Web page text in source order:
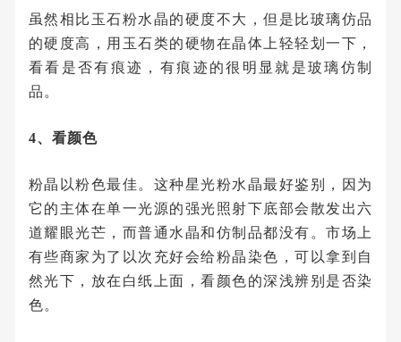
虽然相比玉石粉水晶的硬度不大，但是比玻璃仿品
的硬度高，用玉石类的硬物在晶体上轻轻划一下，
看看是否有痕迹，有痕迹的很明显就是玻璃仿制
品。
4、看颜色
粉晶以粉色最佳。这种星光粉水晶最好鉴别，因为
它的主体在单一光源的强光照射下底部会散发出六
道耀眼光芒，而普通水晶和仿制品都没有。市场上
有些商家为了以次充好会给粉晶染色，可以拿到自
然光下，放在白纸上面，看颜色的深浅辨别是否染
色。